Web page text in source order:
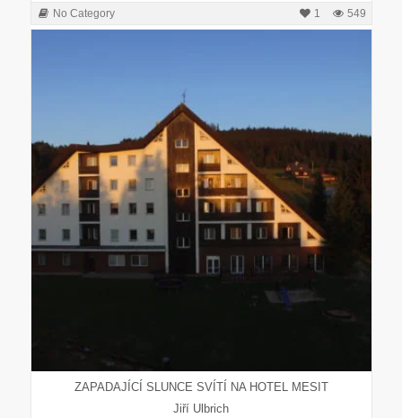
No Category 549
1
ZAPADAJÍCÍ SLUNCE SVÍTÍ NA HOTEL MESIT
Jiří Ulbrich